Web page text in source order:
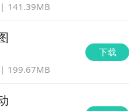
141.39MB
199.67MB
下载